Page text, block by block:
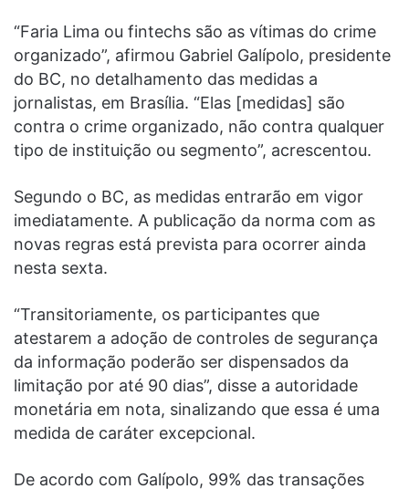
“Faria Lima ou fintechs são as vítimas do crime
organizado”, afirmou Gabriel Galípolo, presidente
do BC, no detalhamento das medidas a
jornalistas, em Brasília. “Elas [medidas] são
contra o crime organizado, não contra qualquer
tipo de instituição ou segmento”, acrescentou.
Segundo o BC, as medidas entrarão em vigor
imediatamente. A publicação da norma com as
novas regras está prevista para ocorrer ainda
nesta sexta.
“Transitoriamente, os participantes que
atestarem a adoção de controles de segurança
da informação poderão ser dispensados da
limitação por até 90 dias”, disse a autoridade
monetária em nota, sinalizando que essa é uma
medida de caráter excepcional.
De acordo com Galípolo, 99% das transações